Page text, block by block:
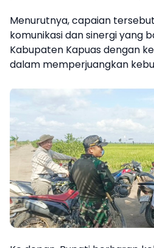
Menurutnya, capaian
komunikasi dan sinergi yang
Kabupaten Kapuas dengan
dalam memperjuangkan